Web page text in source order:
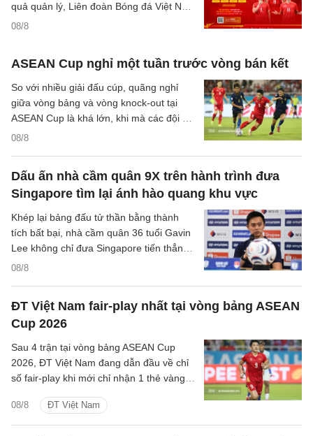
08/8
quả quản lý, Liên đoàn Bóng đá Việt Nam
(VFF) đã chính thức thông báo về việc
ASEAN Cup nghỉ một tuần trước vòng bán kết
08/8
So với nhiều giải đấu cúp, quãng nghỉ
giữa vòng bảng và vòng knock-out tại
ASEAN Cup là khá lớn, khi mà các đội sẽ
có quãng nghỉ lên tới một tuần cho các
Dấu ấn nhà cầm quân 9X trên hành trình đưa
Singapore tìm lại ánh hào quang khu vực
08/8
Khép lại bảng đấu tử thần bằng thành
tích bất bại, nhà cầm quân 36 tuổi Gavin
Lee không chỉ đưa Singapore tiến thẳng
vào bán kết ASEAN Cup 2026, mà còn
nhất khu vực.
ĐT Việt Nam fair-play nhất tại vòng bảng ASEAN
Cup 2026
08/8 ĐT Việt Nam
Sau 4 trận tại vòng bảng ASEAN Cup
2026, ĐT Việt Nam đang dẫn đầu về chỉ
số fair-play khi mới chỉ nhận 1 thẻ vàng